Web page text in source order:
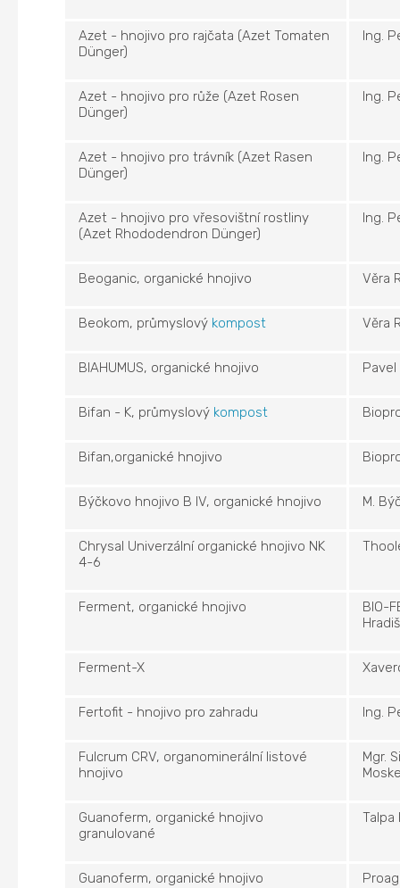
Azet - hnojivo pro rajčata (Azet Tomaten
Dünger)
Ing.
Azet - hnojivo pro růže (Azet Rosen
Dünger)
Ing.
Azet - hnojivo pro trávník (Azet Rasen
Dünger)
Ing.
Azet - hnojivo pro vřesovištní rostliny
(Azet Rhododendron Dünger)
Ing.
Beoganic, organické hnojivo Věra
Beokom, průmyslový kompost Věra
BIAHUMUS, organické hnojivo Pavel
Bifan - K, průmyslový kompost
Bifan,organické hnojivo
Býčkovo hnojivo B IV, organické hnojivo M.
Chrysal Univerzální organické hnojivo NK
4-6
Ferment, organické hnojivo
BIO-
Ferment-X
Fertofit - hnojivo pro zahradu Ing.
Fulcrum CRV, organominerální listové
hnojivo
Mgr.
Guanoferm, organické hnojivo
granulované
Talpa
Guanoferm, organické hnojivo